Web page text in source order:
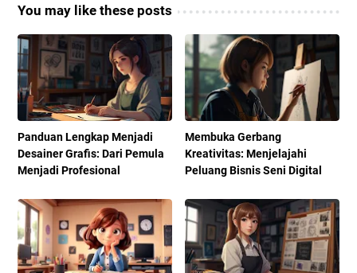
You may like these posts
Panduan Lengkap Menjadi
Desainer Grafis: Dari Pemula
Menjadi Profesional
Membuka Gerbang
Kreativitas: Menjelajahi
Peluang Bisnis Seni Digital